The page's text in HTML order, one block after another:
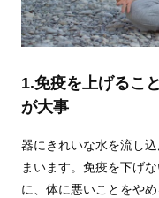
1.免疫を上げるこ
が大事
器にきれいな水を流し
まいます。免疫を下げ
に、体に悪いことをや